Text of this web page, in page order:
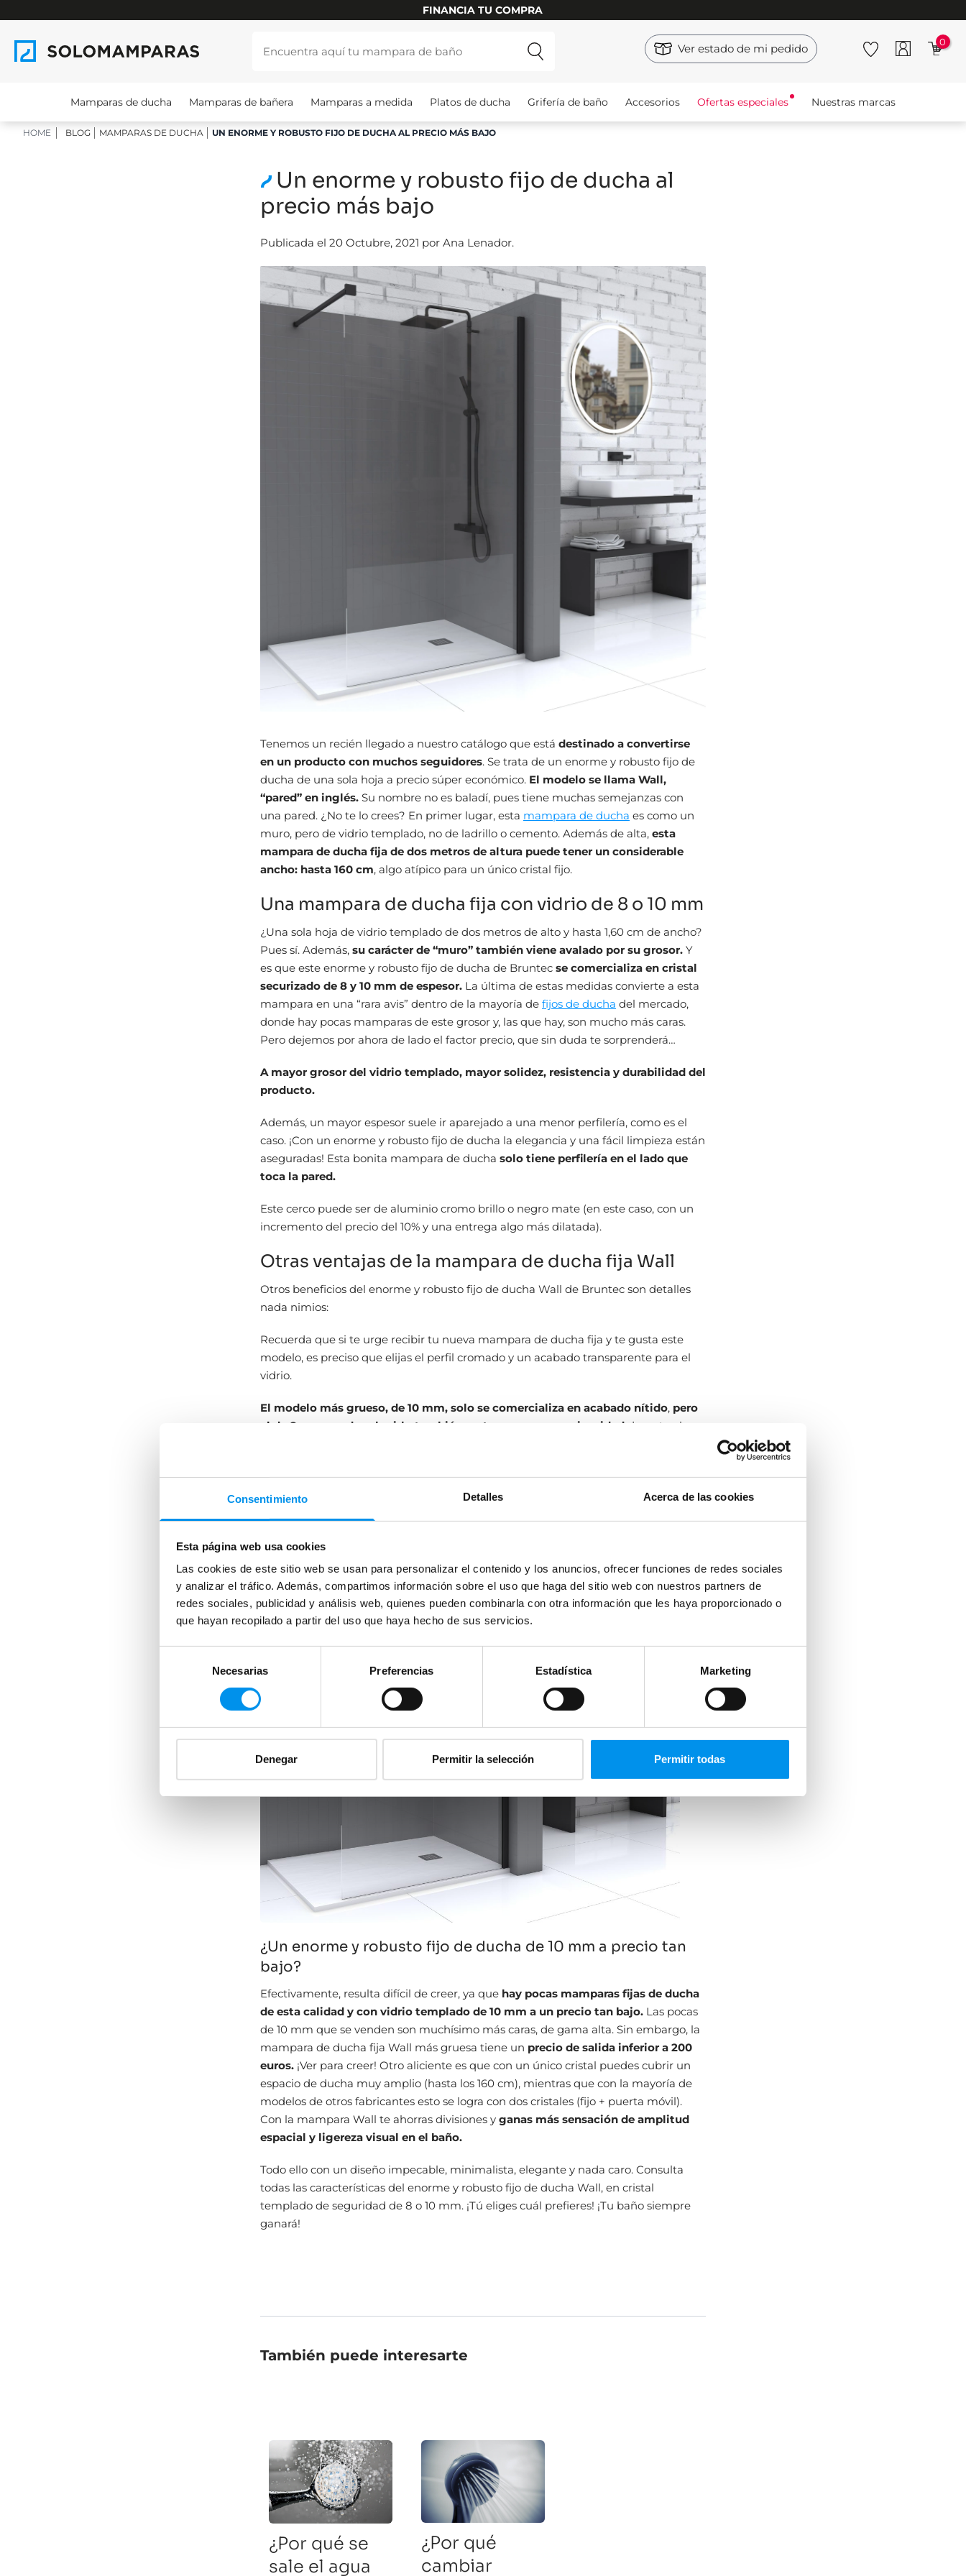
Consentimiento Detalles Acerca de las cookies
Esta página web usa cookies
Las cookies de este sitio web se usan para personalizar el contenido y los anuncios, ofrecer funciones de redes sociales
y analizar el tráfico. Además, compartimos información sobre el uso que haga del sitio web con nuestros partners de
redes sociales, publicidad y análisis web, quienes pueden combinarla con otra información que les haya proporcionado o
que hayan recopilado a partir del uso que haya hecho de sus servicios.
consentimiento
Necesarias Preferencias Estadística Marketing
Denegar Permitir la selección Permitir todas
FINANCIA TU COMPRA
Ver estado de mi pedido 0
Mamparas de ducha Mamparas de bañera Mamparas a medida Platos de ducha Grifería de baño Accesorios Ofertas especiales Nuestras marcas
HOME BLOG MAMPARAS DE DUCHA UN ENORME Y ROBUSTO FIJO DE DUCHA AL PRECIO MÁS BAJO
Un enorme y robusto fijo de ducha al
precio más bajo
Publicada el 20 Octubre, 2021 por Ana Lenador.
Tenemos un recién llegado a nuestro catálogo que está destinado a convertirse
en un producto con muchos seguidores. Se trata de un enorme y robusto fijo de
ducha de una sola hoja a precio súper económico. El modelo se llama Wall,
“pared” en inglés. Su nombre no es baladí, pues tiene muchas semejanzas con
una pared. ¿No te lo crees? En primer lugar, esta mampara de ducha es como un
muro, pero de vidrio templado, no de ladrillo o cemento. Además de alta, esta
mampara de ducha fija de dos metros de altura puede tener un considerable
ancho: hasta 160 cm, algo atípico para un único cristal fijo.
Una mampara de ducha fija con vidrio de 8 o 10 mm
¿Una sola hoja de vidrio templado de dos metros de alto y hasta 1,60 cm de ancho?
Pues sí. Además, su carácter de “muro” también viene avalado por su grosor. Y
es que este enorme y robusto fijo de ducha de Bruntec se comercializa en cristal
securizado de 8 y 10 mm de espesor. La última de estas medidas convierte a esta
mampara en una “rara avis” dentro de la mayoría de fijos de ducha del mercado,
donde hay pocas mamparas de este grosor y, las que hay, son mucho más caras.
Pero dejemos por ahora de lado el factor precio, que sin duda te sorprenderá…
A mayor grosor del vidrio templado, mayor solidez, resistencia y durabilidad del
producto.
Además, un mayor espesor suele ir aparejado a una menor perfilería, como es el
caso. ¡Con un enorme y robusto fijo de ducha la elegancia y una fácil limpieza están
aseguradas! Esta bonita mampara de ducha solo tiene perfilería en el lado que
toca la pared.
Este cerco puede ser de aluminio cromo brillo o negro mate (en este caso, con un
incremento del precio del 10% y una entrega algo más dilatada).
Otras ventajas de la mampara de ducha fija Wall
Otros beneficios del enorme y robusto fijo de ducha Wall de Bruntec son detalles
nada nimios:
Recuerda que si te urge recibir tu nueva mampara de ducha fija y te gusta este
modelo, es preciso que elijas el perfil cromado y un acabado transparente para el
vidrio.
El modelo más grueso, de 10 mm, solo se comercializa en acabado nítido, pero
el de 8 mm puedes elegirlo también mate, para mayor privacidad durante el uso
para recibirlo en tu domicilio.
¿Un enorme y robusto fijo de ducha de 10 mm a precio tan
bajo?
Efectivamente, resulta difícil de creer, ya que hay pocas mamparas fijas de ducha
de esta calidad y con vidrio templado de 10 mm a un precio tan bajo. Las pocas
de 10 mm que se venden son muchísimo más caras, de gama alta. Sin embargo, la
mampara de ducha fija Wall más gruesa tiene un precio de salida inferior a 200
euros. ¡Ver para creer! Otro aliciente es que con un único cristal puedes cubrir un
espacio de ducha muy amplio (hasta los 160 cm), mientras que con la mayoría de
modelos de otros fabricantes esto se logra con dos cristales (fijo + puerta móvil).
Con la mampara Wall te ahorras divisiones y ganas más sensación de amplitud
espacial y ligereza visual en el baño.
Todo ello con un diseño impecable, minimalista, elegante y nada caro. Consulta
todas las características del enorme y robusto fijo de ducha Wall, en cristal
templado de seguridad de 8 o 10 mm. ¡Tú eliges cuál prefieres! ¡Tu baño siempre
ganará!
También puede interesarte
¿Por qué se
sale el agua
¿Por qué
cambiar